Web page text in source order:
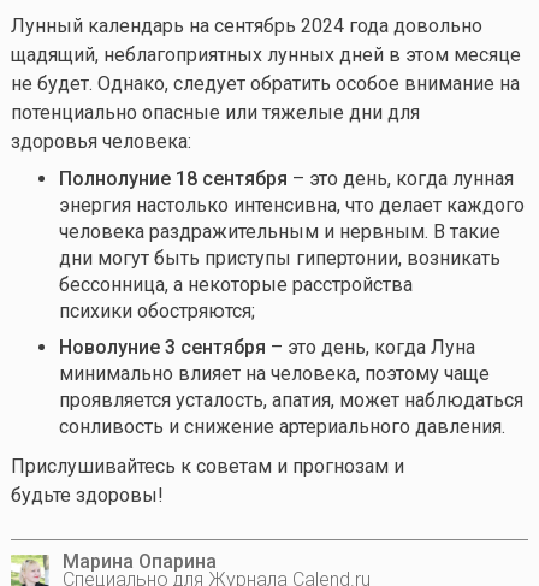
Лунный календарь на сентябрь 2024 года довольно
щадящий, неблагоприятных лунных дней в этом месяце
не будет. Однако, следует обратить особое внимание на
потенциально опасные или тяжелые дни для
здоровья человека:
Полнолуние 18 сентября – это день, когда лунная
энергия настолько интенсивна, что делает каждого
человека раздражительным и нервным. В такие
дни могут быть приступы гипертонии, возникать
бессонница, а некоторые расстройства
психики обостряются;
Новолуние 3 сентября – это день, когда Луна
минимально влияет на человека, поэтому чаще
проявляется усталость, апатия, может наблюдаться
сонливость и снижение артериального давления.
Прислушивайтесь к советам и прогнозам и
будьте здоровы!
Марина Опарина
Специально для Журнала Calend.ru